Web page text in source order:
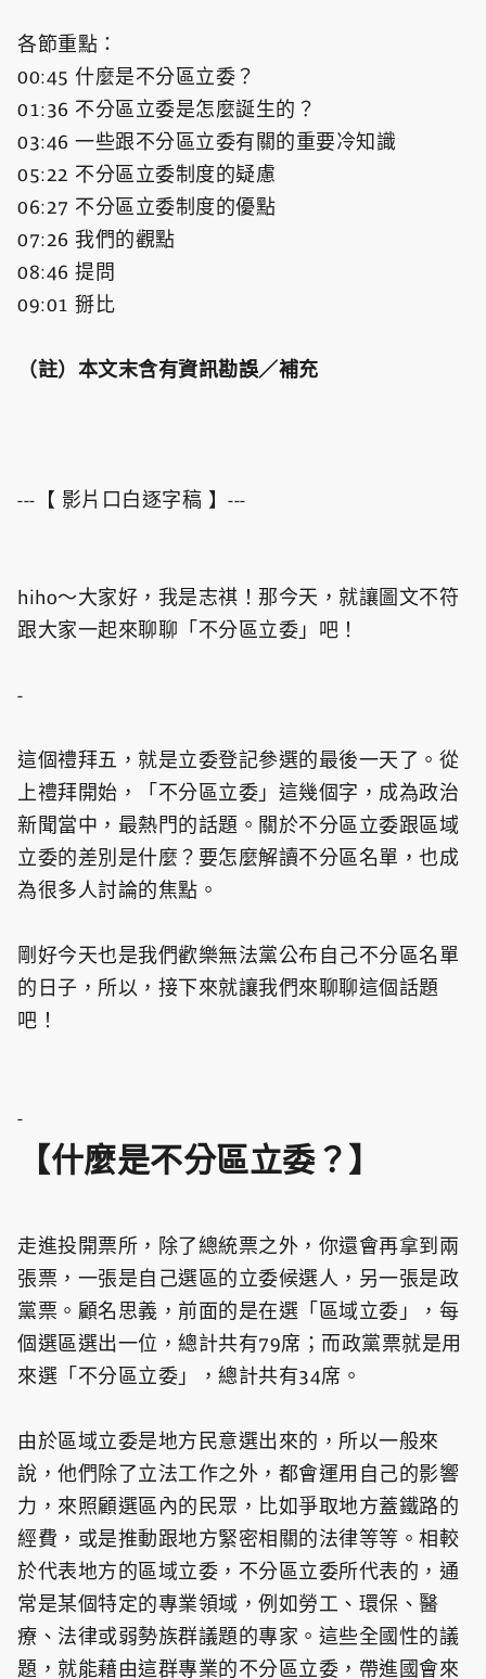
各節重點：
00:45 什麼是不分區立委？
01:36 不分區立委是怎麼誕生的？
03:46 一些跟不分區立委有關的重要冷知識
05:22 不分區立委制度的疑慮
06:27 不分區立委制度的優點
07:26 我們的觀點
08:46 提問
09:01 掰比
（註）本文末含有資訊勘誤／補充
---【 影片口白逐字稿 】---
hiho～大家好，我是志祺！那今天，就讓圖文不符
跟大家一起來聊聊「不分區立委」吧！
-
這個禮拜五，就是立委登記參選的最後一天了。從
上禮拜開始，「不分區立委」這幾個字，成為政治
新聞當中，最熱門的話題。關於不分區立委跟區域
立委的差別是什麼？要怎麼解讀不分區名單，也成
為很多人討論的焦點。
剛好今天也是我們歡樂無法黨公布自己不分區名單
的日子，所以，接下來就讓我們來聊聊這個話題
吧！
-
【什麼是不分區立委？】
走進投開票所，除了總統票之外，你還會再拿到兩
張票，一張是自己選區的立委候選人，另一張是政
黨票。顧名思義，前面的是在選「區域立委」，每
個選區選出一位，總計共有79席；而政黨票就是用
來選「不分區立委」，總計共有34席。
由於區域立委是地方民意選出來的，所以一般來
說，他們除了立法工作之外，都會運用自己的影響
力，來照顧選區內的民眾，比如爭取地方蓋鐵路的
經費，或是推動跟地方緊密相關的法律等等。相較
於代表地方的區域立委，不分區立委所代表的，通
常是某個特定的專業領域，例如勞工、環保、醫
療、法律或弱勢族群議題的專家。這些全國性的議
題，就能藉由這群專業的不分區立委，帶進國會來